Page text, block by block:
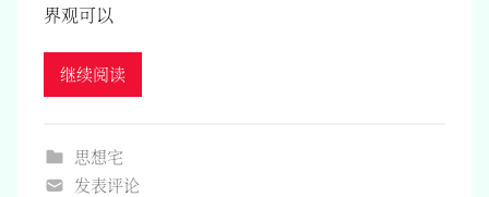
界观可以
继续阅读
思想宅
发表评论